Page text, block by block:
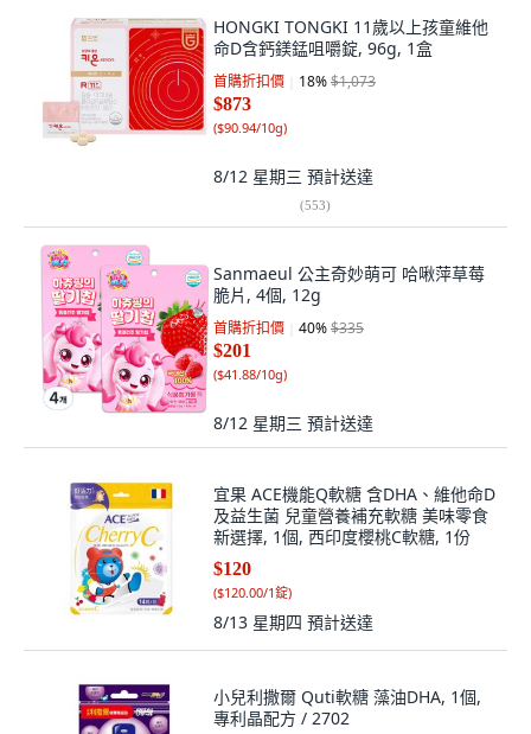
HONGKI TONGKI 11歲以上孩童維他
命D含鈣鎂錳咀嚼錠, 96g, 1盒
首購折扣價 18%$1,073
$873
($90.94/10g)
8/12 星期三 預計送達
(553)
Sanmaeul 公主奇妙萌可 哈啾萍草莓
脆片, 4個, 12g
首購折扣價 40%$335
$201
($41.88/10g)
8/12 星期三 預計送達
宜果 ACE機能Q軟糖 含DHA、維他命D
及益生菌 兒童營養補充軟糖 美味零食
新選擇, 1個, 西印度櫻桃C軟糖, 1份
$120
($120.00/1錠)
8/13 星期四 預計送達
小兒利撒爾 Quti軟糖 藻油DHA, 1個,
專利晶配方 / 2702